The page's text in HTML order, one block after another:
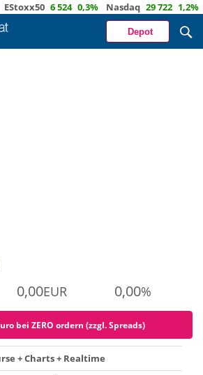
6 524 0,3% Nasdaq 29 722 1,2% Öl
Depot
0,00EUR 0,00%
bei ZERO ordern (zzgl. Spreads)
+ Charts + Realtime